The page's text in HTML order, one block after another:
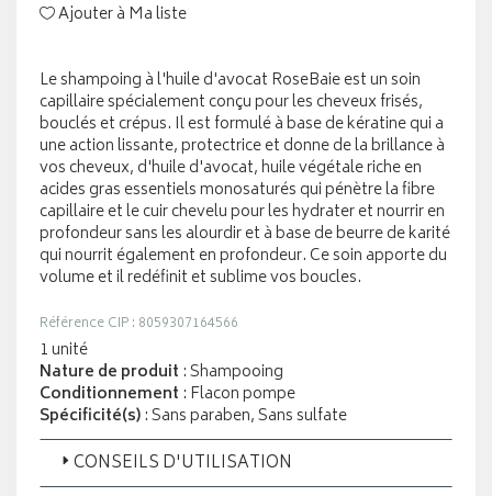
Ajouter à Ma liste
Le shampoing à l'huile d'avocat RoseBaie est un soin
capillaire spécialement conçu pour les cheveux frisés,
bouclés et crépus. Il est formulé à base de kératine qui a
une action lissante, protectrice et donne de la brillance à
vos cheveux, d'huile d'avocat, huile végétale riche en
acides gras essentiels monosaturés qui pénètre la fibre
capillaire et le cuir chevelu pour les hydrater et nourrir en
profondeur sans les alourdir et à base de beurre de karité
qui nourrit également en profondeur. Ce soin apporte du
volume et il redéfinit et sublime vos boucles.
Référence CIP : 8059307164566
1 unité
Nature de produit : Shampooing
Conditionnement : Flacon pompe
Spécificité(s): Sans paraben, Sans sulfate
CONSEILS D'UTILISATION